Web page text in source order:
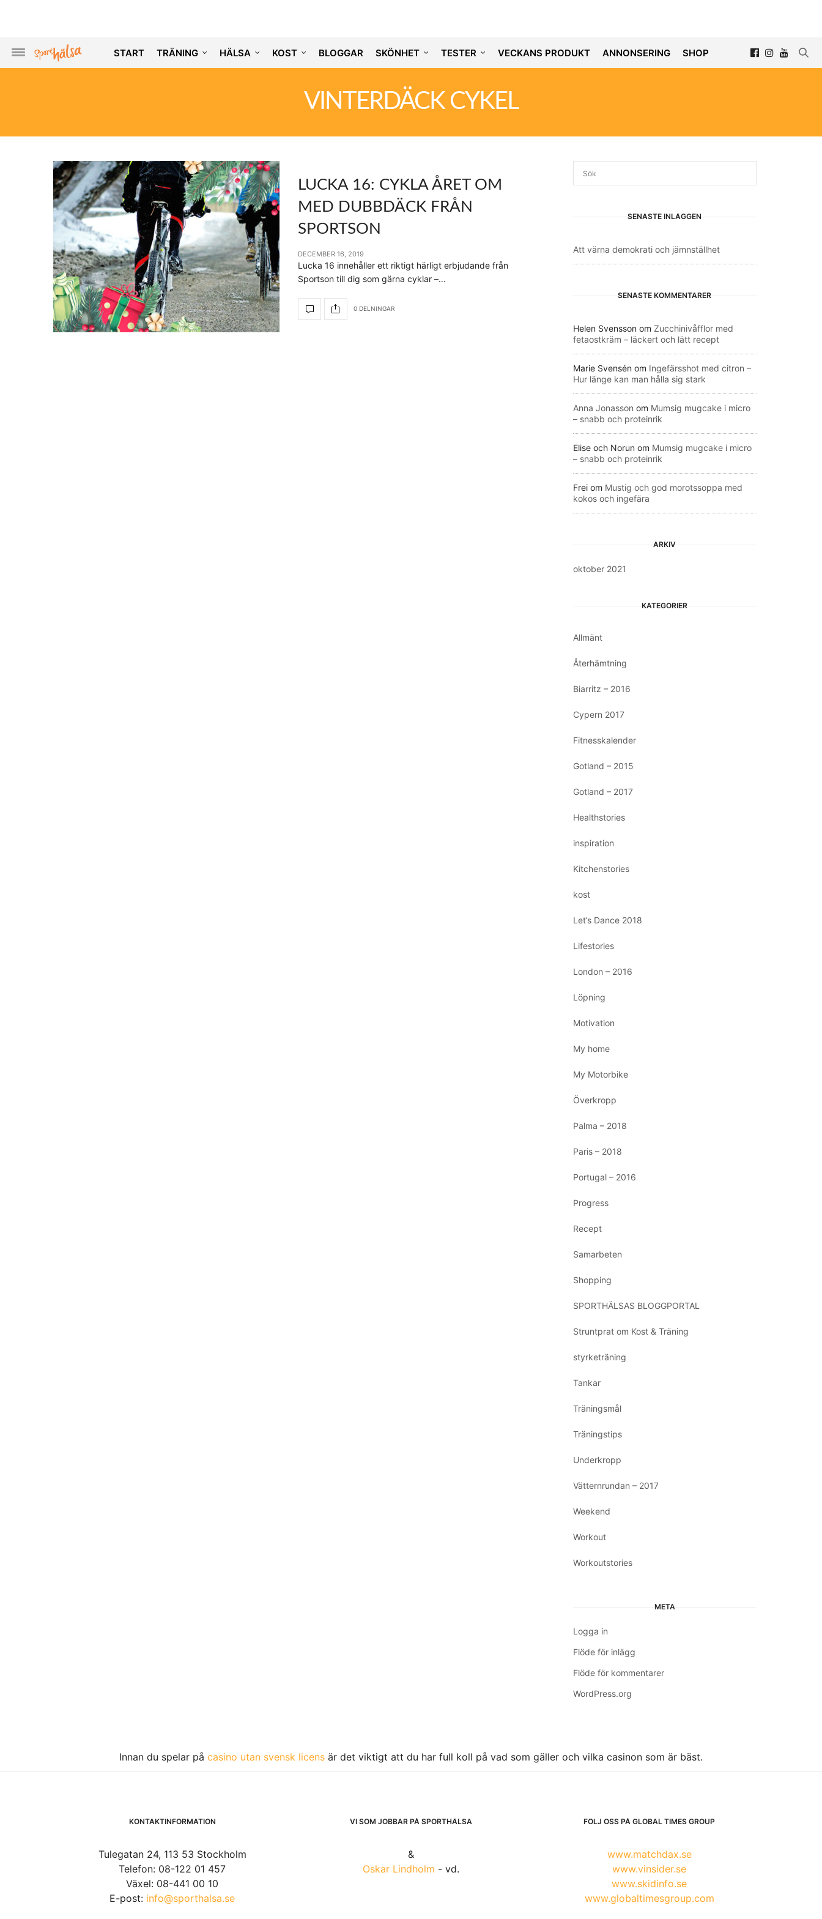
START TRÄNING HÄLSA KOST BLOGGAR SKÖNHET TESTER VECKANS PRODUKT ANNONSERING SHOP
VINTERDÄCK CYKEL
LUCKA 16: CYKLA ÅRET OM
MED DUBBDÄCK FRÅN
SPORTSON
DECEMBER 16, 2019
Lucka 16 innehåller ett riktigt härligt erbjudande från
Sportson till dig som gärna cyklar –…
0 DELNINGAR
SENASTE INLÄGGEN
Att värna demokrati och jämnställhet
SENASTE KOMMENTARER
Helen Svensson om Zucchinivåfflor med
fetaostkräm – läckert och lätt recept
Marie Svensén om Ingefärsshot med citron –
Hur länge kan man hålla sig stark
Anna Jonasson om Mumsig mugcake i micro
– snabb och proteinrik
Elise och Norun om Mumsig mugcake i micro
– snabb och proteinrik
Frei om Mustig och god morotssoppa med
kokos och ingefära
ARKIV
oktober 2021
KATEGORIER
Allmänt
Återhämtning
Biarritz – 2016
Cypern 2017
Fitnesskalender
Gotland – 2015
Gotland – 2017
Healthstories
inspiration
Kitchenstories
kost
Let’s Dance 2018
Lifestories
London – 2016
Löpning
Motivation
My home
My Motorbike
Överkropp
Palma – 2018
Paris – 2018
Portugal – 2016
Progress
Recept
Samarbeten
Shopping
SPORTHÄLSAS BLOGGPORTAL
Struntprat om Kost & Träning
styrketräning
Tankar
Träningsmål
Träningstips
Underkropp
Vätternrundan – 2017
Weekend
Workout
Workoutstories
META
Logga in
Flöde för inlägg
Flöde för kommentarer
WordPress.org
Innan du spelar på casino utan svensk licens är det viktigt att du har full koll på vad som gäller och vilka casinon som är bäst.
KONTAKTINFORMATION
Tulegatan 24, 113 53 Stockholm
Telefon: 08-122 01 457
Växel: 08-441 00 10
E-post: info@sporthalsa.se
VI SOM JOBBAR PÅ SPORTHÄLSA
&
Oskar Lindholm - vd.
FÖLJ OSS PÅ GLOBAL TIMES GROUP
www.matchdax.se
www.vinsider.se
www.skidinfo.se
www.globaltimesgroup.com